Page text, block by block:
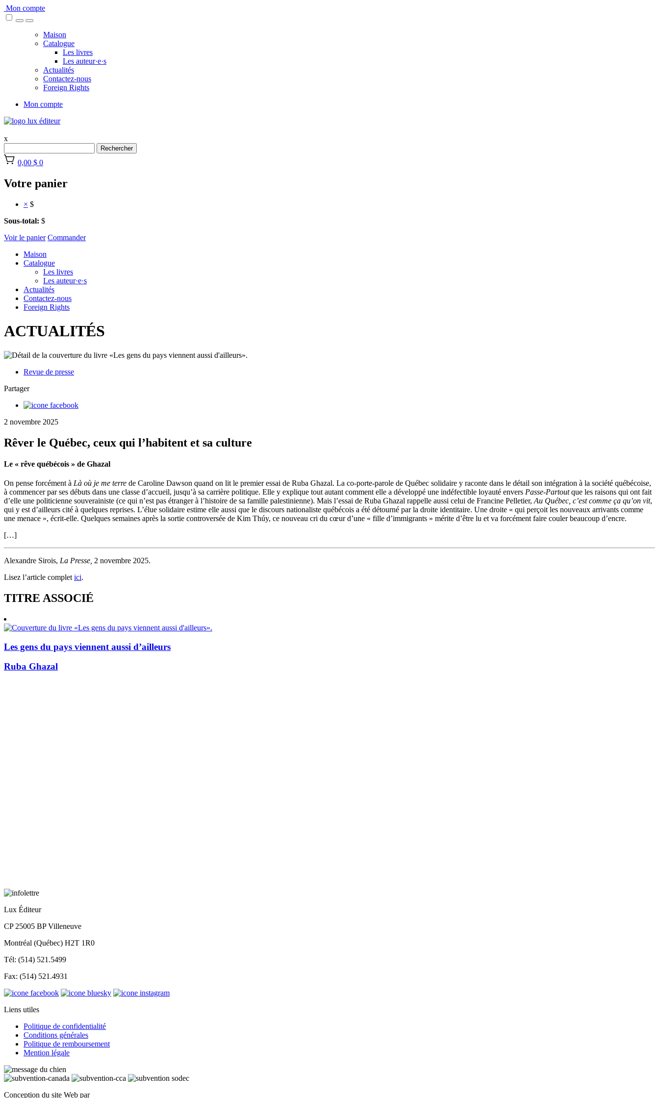
Skip
to
Mon compte
Maison
Catalogue
Les livres
Les auteur·e·s
Actualités
Contactez-nous
Foreign Rights
Mon compte
x
Rechercher
0,00 $ 0
Votre panier
× $
Sous-total: $
Voir le panier Commander
Maison
Catalogue
Les livres
Les auteur·e·s
Actualités
Contactez-nous
Foreign Rights
ACTUALITÉS
Revue de presse
Partager
2 novembre 2025
Rêver le Québec, ceux qui l’habitent et sa culture
Le « rêve québécois » de Ghazal
On pense forcément à Là où je me terre de Caroline Dawson quand on lit le premier essai de Ruba Ghazal. La co-porte-parole de Québec solidaire y raconte dans le détail son intégration à la société québécoise,
à commencer par ses débuts dans une classe d’accueil, jusqu’à sa carrière politique. Elle y explique tout autant comment elle a développé une indéfectible loyauté envers Passe-Partoutque les raisons qui ont fait
d’elle une politicienne souverainiste (ce qui n’est pas étranger à l’histoire de sa famille palestinienne). Mais l’essai de Ruba Ghazal rappelle aussi celui de Francine Pelletier, Au Québec, c’est comme ça qu’on vit,
qui y est d’ailleurs cité à quelques reprises. L’élue solidaire estime elle aussi que le discours nationaliste québécois a été détourné par la droite identitaire. Une droite « qui perçoit les nouveaux arrivants comme
une menace », écrit-elle. Quelques semaines après la sortie controversée de Kim Thúy, ce nouveau cri du cœur d’une « fille d’immigrants » mérite d’être lu et va forcément faire couler beaucoup d’encre.
[…]
Alexandre Sirois, La Presse, 2 novembre 2025.
Lisez l’article complet ici.
TITRE ASSOCIÉ
Les gens du pays viennent aussi d’ailleurs
Ruba Ghazal
Lux Éditeur
CP 25005 BP Villeneuve
Montréal (Québec) H2T 1R0
Tél: (514) 521.5499
Fax: (514) 521.4931
Liens utiles
Politique de confidentialité
Conditions générales
Politique de remboursement
Mention légale
Conception du site Web par